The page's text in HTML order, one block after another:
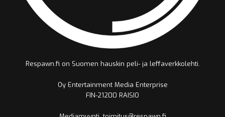
Respawn.fi on Suomen hauskin peli- ja leffaverkkolehti.
Oy Entertainment Media Enterprise
FIN-21200 RAISIO